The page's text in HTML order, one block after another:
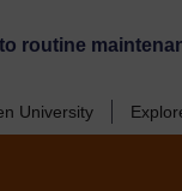
routine
University